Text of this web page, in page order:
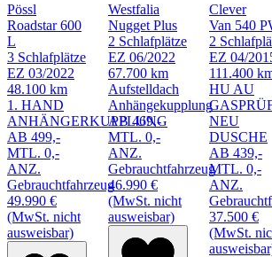
Pössl
Roadstar 600
L
3 Schlafplätze
EZ 03/2022
48.100 km
1. HAND
ANHÄNGERKUPPLUNG
AB 499,-
MTL. 0,-
ANZ.
Gebrauchtfahrzeug
49.990 €
(MwSt. nicht
ausweisbar)
Westfalia
Nugget Plus
2 Schlafplätze
EZ 06/2022
67.700 km
Aufstelldach
Anhängekupplung
AB 469,-
MTL. 0,-
ANZ.
Gebrauchtfahrzeug
46.990 €
(MwSt. nicht
ausweisbar)
Clever
Van 540
2
EZ 04/
111.400
HU AU
NEU
DUSCHE
AB 439,-
MTL. 0,-
ANZ.
37.500 €
(MwSt.